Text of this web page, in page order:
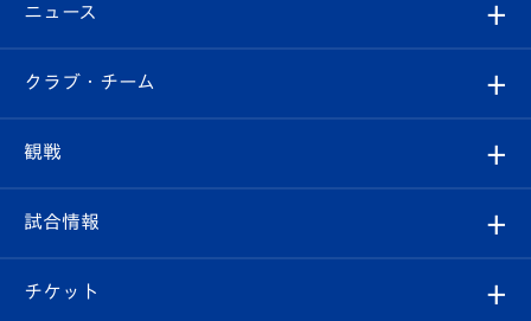
ニュース
すべて
クラブ
試合情報
クラブ・チーム
クラブ概要
観戦
観戦ルール
試合情報
試合日程/結果
チケット